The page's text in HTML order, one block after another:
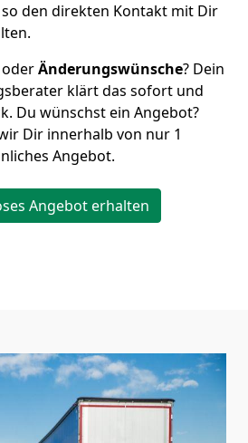
den direkten Kontakt mit Dir
Änderungswünsche? Dein
klärt das sofort und
Du wünschst ein Angebot?
Dir innerhalb von nur 1
Angebot.
Angebot erhalten